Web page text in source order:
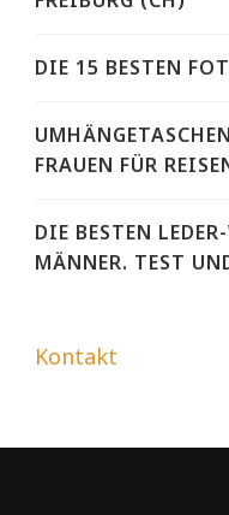
DIE 15 BESTEN
FRAUEN FÜR
DIE BESTEN
MÄNNER. TEST
Kontakt